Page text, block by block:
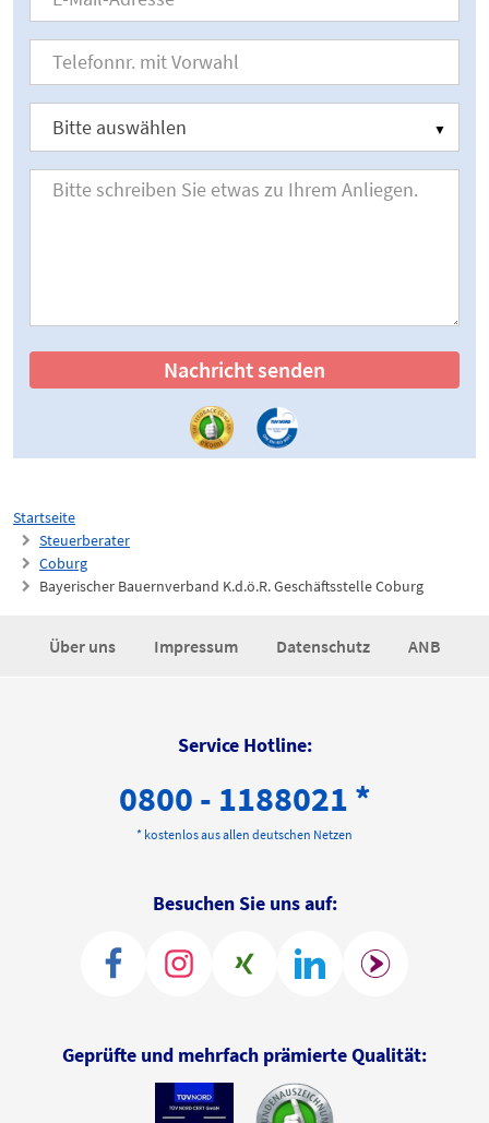
Startseite
Steuerberater
Coburg
Bayerischer Bauernverband K.d.ö.R. Geschäftsstelle Coburg
Nachricht senden
Über uns Impressum Datenschutz ANB
Service Hotline:
0800 - 1188021 *
* kostenlos aus allen deutschen Netzen
Besuchen Sie uns auf:
Geprüfte und mehrfach prämierte Qualität: